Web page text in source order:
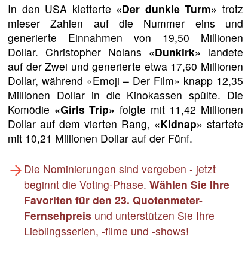
In den USA kletterte «Der dunkle Turm» trotz
mieser Zahlen auf die Nummer eins und
generierte Einnahmen von 19,50 Millionen
Dollar. Christopher Nolans «Dunkirk» landete
auf der Zwei und generierte etwa 17,60 Millionen
Dollar, während «Emoji – Der Film» knapp 12,35
Millionen Dollar in die Kinokassen spülte. Die
Komödie «Girls Trip» folgte mit 11,42 Millionen
Dollar auf dem vierten Rang, «Kidnap» startete
mit 10,21 Millionen Dollar auf der Fünf.
Die Nominierungen sind vergeben - jetzt
beginnt die Voting-Phase. Wählen Sie Ihre
Favoriten für den 23. Quotenmeter-
Fernsehpreis und unterstützen Sie Ihre
Lieblingsserien, -filme und -shows!